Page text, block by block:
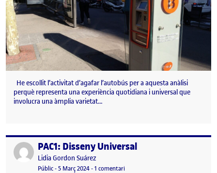
He escollit l’activitat d’agafar l’autobús per a aquesta anàlisi
perquè representa una experiència quotidiana i universal que
involucra una àmplia varietat…
Publicat perPAC1: Disseny Universal
Publicat per
Lidia Gordon Suárez
Visibilitat:
Públic-Data de publicació
5 Març 20248 març, 2024 11:48 am
-1 comentaria PAC1: Disseny Universal